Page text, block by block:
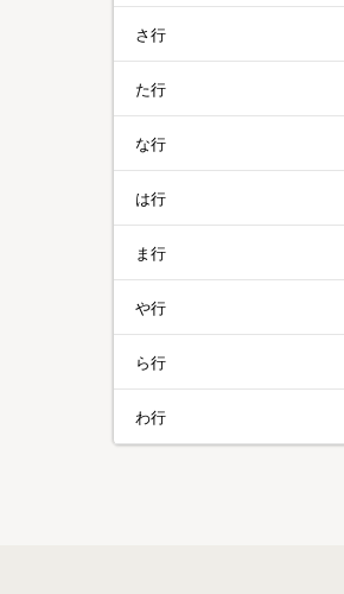
さ行
た行
な行
は行
ま行
や行
ら行
わ行